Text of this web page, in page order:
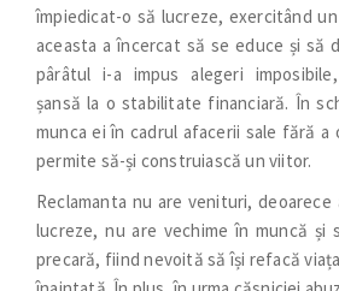
împiedicat-o să lucreze, exercitând
aceasta a încercat să se educe și să
pârâtul i-a impus alegeri
șansă la o stabilitate financiară. În
munca ei în cadrul afacerii sale fără a
permite să-și construiască un viitor.
Reclamanta nu are venituri,
lucreze, nu are vechime în muncă
precară, fiind nevoită să își refacă